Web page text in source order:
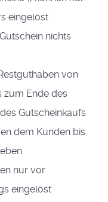
eingelöst
nichts
von
zum Ende des
Gutscheinkaufs
dem Kunden bis
nur vor
eingelöst